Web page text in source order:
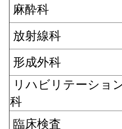
麻酔科
放射線科
形成外科
リハビリテーショ
科
臨床検査